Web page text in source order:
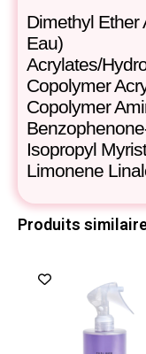
Dimethyl Ether
Eau)
Acrylates/
Copolymer
Copolymer
Isopropyl
Limonene
Produits